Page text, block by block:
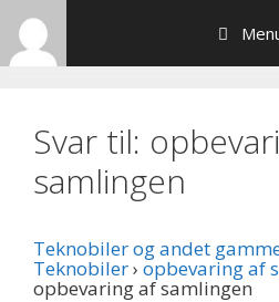
Hop
indhold
Svar til:
samlingen
Teknobiler og andet
Teknobiler› opbevaring af
opbevaring af samlingen